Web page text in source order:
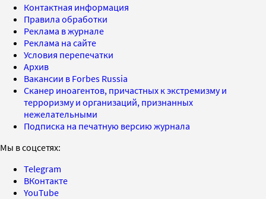
Контактная информация
Правила обработки
Реклама в журнале
Реклама на сайте
Условия перепечатки
Архив
Вакансии в Forbes Russia
Сканер иноагентов, причастных к экстремизму и
терроризму и организаций, признанных
нежелательными
Подписка на печатную версию журнала
Мы в соцсетях:
Telegram
ВКонтакте
YouTube